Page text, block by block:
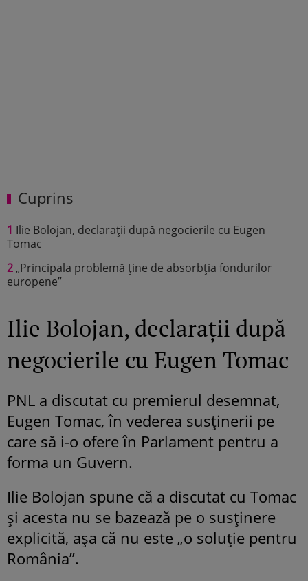
Cuprins
1 Ilie Bolojan, declarații după negocierile cu Eugen
Tomac
2„Principala problemă ține de absorbția fondurilor
europene”
Ilie Bolojan, declarații după
negocierile cu Eugen Tomac
PNL a discutat cu premierul desemnat,
Eugen Tomac, în vederea susținerii pe
care să i-o ofere în Parlament pentru a
forma un Guvern.
Ilie Bolojan spune că a discutat cu Tomac
și acesta nu se bazează pe o susținere
explicită, așa că nu este „o soluție pentru
România”.